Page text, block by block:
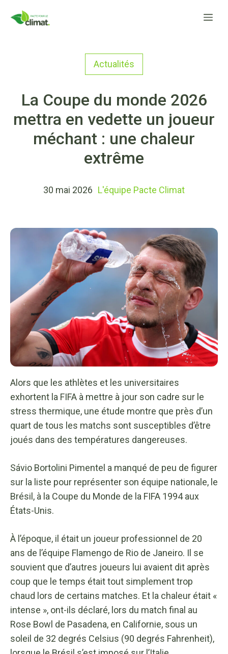
Actualités
La Coupe du monde 2026
mettra en vedette un joueur
méchant : une chaleur
extrême
30 mai 2026 L'équipe Pacte Climat
Alors que les athlètes et les universitaires
exhortent la FIFA à mettre à jour son cadre sur le
stress thermique, une étude montre que près d’un
quart de tous les matchs sont susceptibles d’être
joués dans des températures dangereuses.
Sávio Bortolini Pimentel a manqué de peu de figurer
sur la liste pour représenter son équipe nationale, le
Brésil, à la Coupe du Monde de la FIFA 1994 aux
États-Unis.
À l’époque, il était un joueur professionnel de 20
ans de l’équipe Flamengo de Rio de Janeiro. Il se
souvient que d’autres joueurs lui avaient dit après
coup que le temps était tout simplement trop
chaud lors de certains matches. Et la chaleur était «
intense », ont-ils déclaré, lors du match final au
Rose Bowl de Pasadena, en Californie, sous un
soleil de 32 degrés Celsius (90 degrés Fahrenheit),